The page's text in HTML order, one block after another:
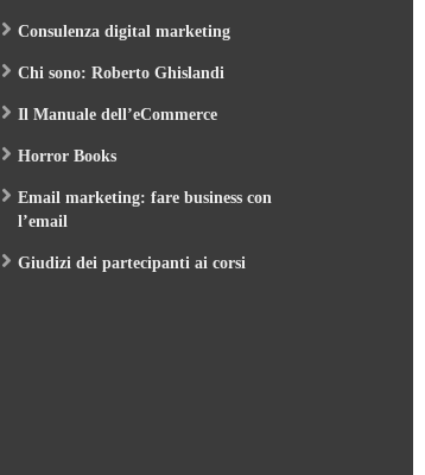
l’email